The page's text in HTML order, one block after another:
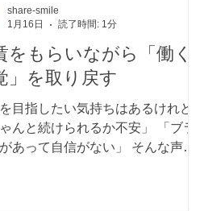
をもらいながら「働く
」を取り戻す
目指したい気持ちはあるけれど、
んと続けられるか不安」 「ブラ
って自信がない」 そんな声を
share-smile
1月16日
読了時間: 1分